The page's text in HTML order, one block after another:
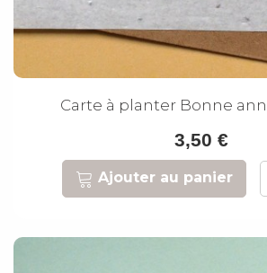
Carte à planter Bonne
3,50 €
Ajouter au panier